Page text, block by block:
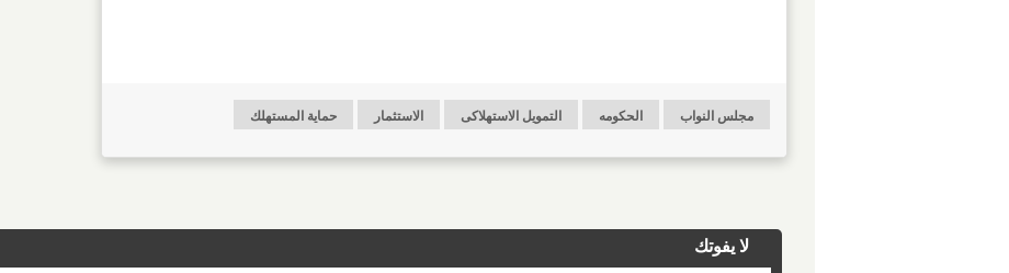
مجلس النواب الحكومه التمويل الاستهلاكى الاستثمار حماية المستهلك
لا يفوتك